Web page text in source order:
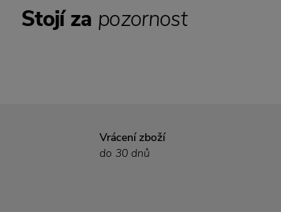
Vrácení zboží
do 30 dnů
Stojí za pozornost